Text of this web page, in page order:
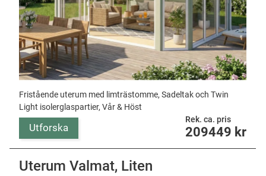
Fristående uterum med limträstomme, Sadeltak och Twin
Light isolerglaspartier, Vår & Höst
Utforska
Rek. ca. pris
209449 kr
Uterum Valmat, Liten